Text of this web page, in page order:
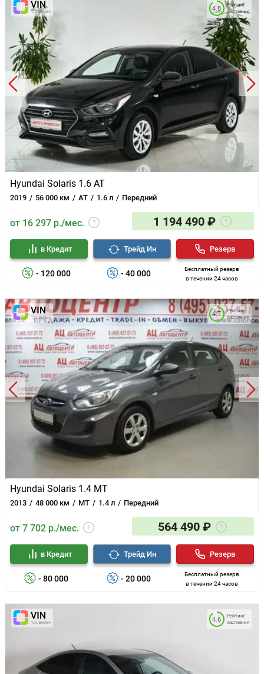
Hyundai Solaris 1.6 AT
2019 56 000 км AT 1.6 л Передний
Рейтинг
состояния
4.8
от 16 297 р./мес. 1 194 490 ₽
- 120 000
в Кредит
- 40 000
Трейд Ин
Бесплатный резерв
в течении 24 часов
Резерв
Hyundai Solaris 1.4 MT
2013 48 000 км MT 1.4 л Передний
Рейтинг
состояния
4.7
от 7 702 р./мес. 564 490 ₽
- 80 000
в Кредит
- 20 000
Трейд Ин
Бесплатный резерв
в течении 24 часов
Резерв
Рейтинг
состояния
4.6